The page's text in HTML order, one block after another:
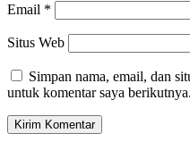
Email *
Situs Web
Simpan nama, email, dan
untuk komentar saya berikutnya.